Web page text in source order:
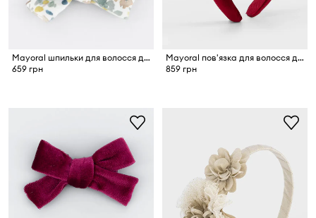
Mayoral шпильки для волосся дитячі 2 шт.
659 грн
Mayoral пов'язка для волосся дитяча
859 грн